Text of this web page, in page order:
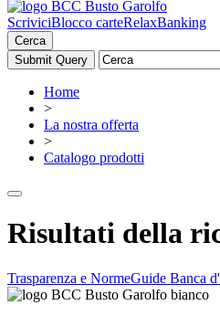
ScriviciBlocco carteRelaxBanking
Cerca
Home
>
La nostra offerta
>
Catalogo prodotti
Risultati della
Trasparenza e NormeGuide Banca